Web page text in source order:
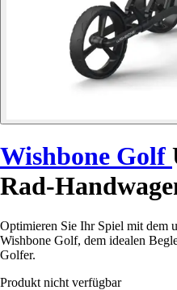
Wishbone Golf
Rad-
Optimieren Sie Ihr Spiel mit dem
Wishbone Golf, dem idealen
Golfer.
Produkt nicht verfügbar